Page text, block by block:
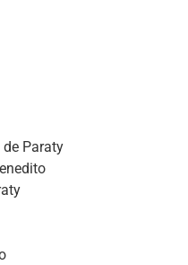
Paraty